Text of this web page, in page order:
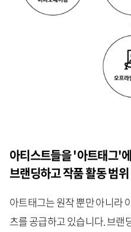
아티스트들을 '아트태그'
브랜딩하고 작품 활동 범
아트태그는 원작 뿐만 아니라
츠를 공급하고 있습니다. 브랜